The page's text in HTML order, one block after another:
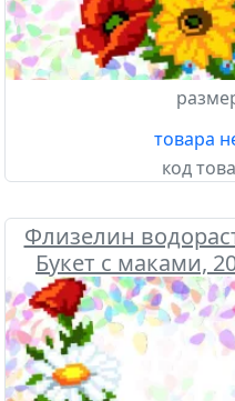
товара
код
Флизелин
Букет с маками,